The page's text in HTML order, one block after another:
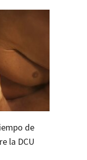
de
la DCU